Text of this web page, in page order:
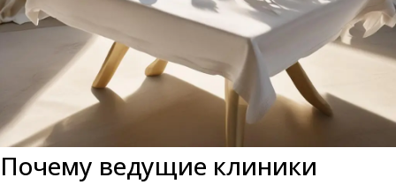
Почему ведущие клиники